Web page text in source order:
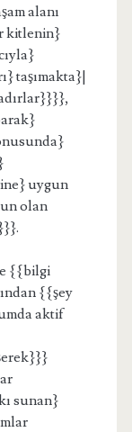
alanı
kitlenin}
taşımakta}|
uygun
olan
{{bilgi
{{şey
aktif
sunan}